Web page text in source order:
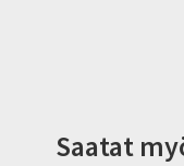
Saatat